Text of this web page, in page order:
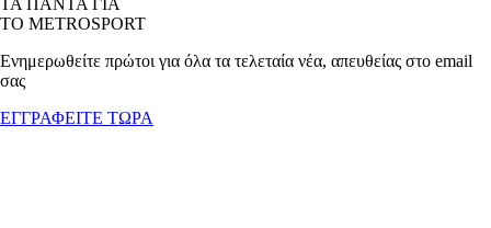
ΤΟ METROSPORT
Ενημερωθείτε πρώτοι για όλα τα τελεταία νέα, απευθείας στο email
σας
ΕΓΓΡΑΦΕΙΤΕ ΤΩΡΑ